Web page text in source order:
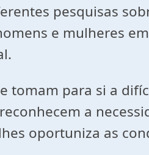
pesquisas
e mulheres
tomam para si a
a
oportuniza as